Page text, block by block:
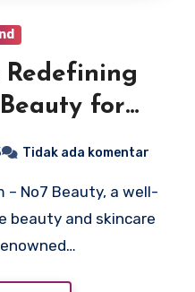
Redefining
for
Tidak ada komentar
beauty and skincare